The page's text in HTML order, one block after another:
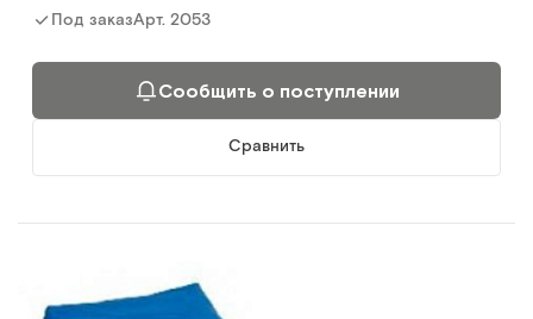
Под заказАрт. 2053
Сообщить о поступлении
Сравнить